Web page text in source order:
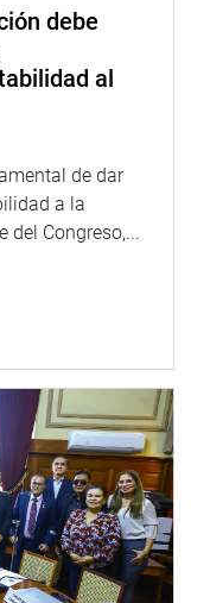
debe
al
de dar
a la
del Congreso,...